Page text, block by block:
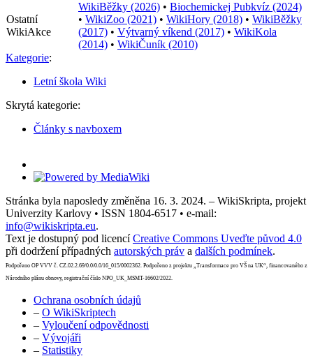
Ostatní
WikiAkce
WikiBěžky (2026) • Biochemickej Pubkvíz (2024)
• WikiZoo (2021) • WikiHory (2018) • WikiBěžky
(2017) • Výtvarný víkend (2017) • WikiKola
(2014) • WikiČuník (2010)
Kategorie:
Letní škola Wiki
Skrytá kategorie:
Články s navboxem
Stránka byla naposledy změněna 16. 3. 2024. – WikiSkripta, projekt
Univerzity Karlovy • ISSN 1804-6517 • e-mail:
info@wikiskripta.eu.
Text je dostupný pod licencíCreative Commons Uveďte původ 4.0
při dodržení případných autorských práv a dalších podmínek.
Podpořeno OP VVV č. CZ.02.2.69/0.0/0.0/16_015/0002362. Podpořeno z projektu „Transformace pro VŠ na UK“, financovaného z
Národního plánu obnovy, registrační číslo NPO_UK_MSMT-16602/2022.
Ochrana osobních údajů
– O WikiSkriptech
– Vyloučení odpovědnosti
– Vývojáři
– Statistiky